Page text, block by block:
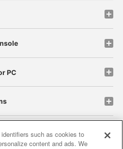
PC
such as cookies to
content and ads. We